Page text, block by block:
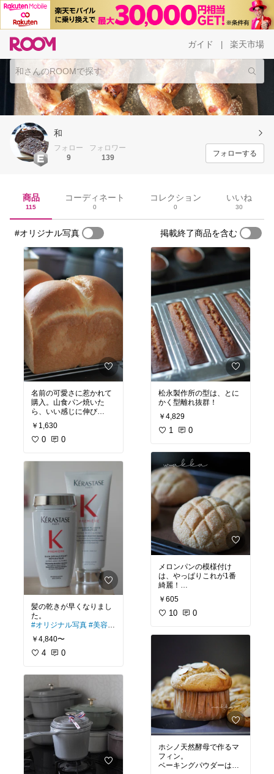
ガイド 楽天市場
和
フォロー
9
フォロワー
139
フォローする
商品
115
コーディネート
0
コレクション
0
いいね
30
#オリジナル写真 掲載終了商品を含む
名前の可愛さに惹かれて
購入。山食パン焼いた
ら、いい感じに伸び
#オリジナル写真
時間充実
￥1,630
0 0
髪の乾きが早くなりまし
#オリジナル写真 #美容マ
ニア #成分重視
コスメ
￥4,840〜
4 0
松永製作所の型は、とに
かく型離れ抜群！
￥4,829
1 0
メロンパンの模様付け
は、やっぱりこれが1番
ら便利
￥605
10 0
ホシノ天然酵母で作るマ
フィン。
ベーキングパウダーは使